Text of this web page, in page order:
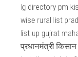
lg directory pm
wise rural list
list up gujrat
प्रधानमंत्री